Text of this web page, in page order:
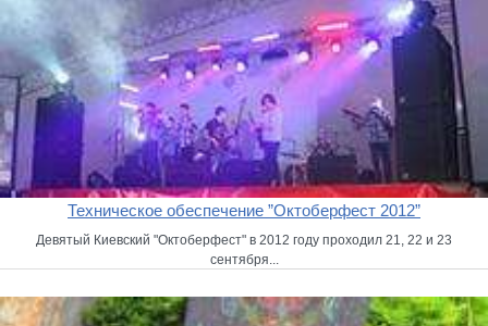
Техническое обеспечение ”Октоберфест 2012”
Девятый Киевский "Октоберфест" в 2012 году проходил 21, 22 и 23
сентября...